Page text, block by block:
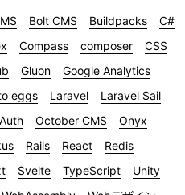
Bolt CMS Buildpacks
C#
Compass composer
CSS
Gluon
Google Analytics
eggs Laravel
Laravel Sail
October CMS
Onyx
Rails React
Redis
Svelte TypeScript
Unity